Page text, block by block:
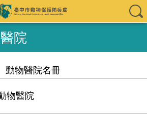
院
動物醫院名冊
物醫院